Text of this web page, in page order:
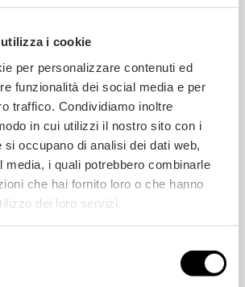
i cookie
per personalizzare contenuti ed
funzionalità dei social media e per
traffico. Condividiamo inoltre
in cui utilizzi il nostro sito con i
occupano di analisi dei dati web,
media, i quali potrebbero combinarle
che hai fornito loro o che hanno
dei loro servizi.
RICHIEDI PREVENTIVO